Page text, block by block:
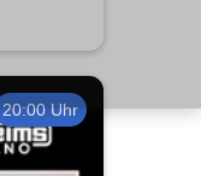
20:00 Uhr